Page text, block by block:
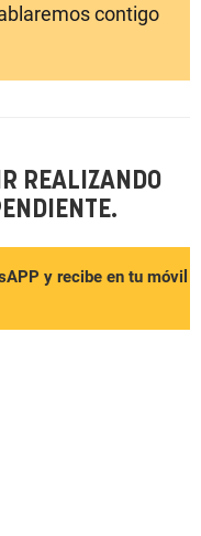
contigo
REALIZANDO
y recibe en tu móvil